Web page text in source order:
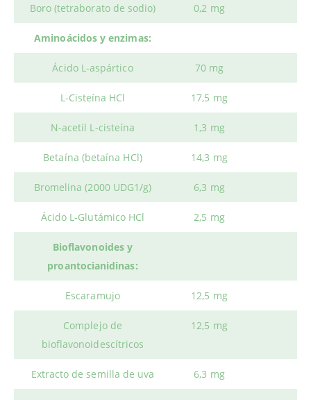
Boro (tetraborato de sodio) 0,2 mg
Aminoácidos y enzimas:
Ácido L-aspártico 70 mg
L-Cisteína HCl 17,5 mg
N-acetil L-cisteína 1,3 mg
Betaína (betaína HCl) 14,3 mg
Bromelina (2000 UDG1/g) 6,3 mg
Ácido L-Glutámico HCl 2,5 mg
Bioflavonoides y
proantocianidinas:
Escaramujo 12,5 mg
Complejo de
bioflavonoidescítricos
12,5 mg
Extracto de semilla de uva 6,3 mg